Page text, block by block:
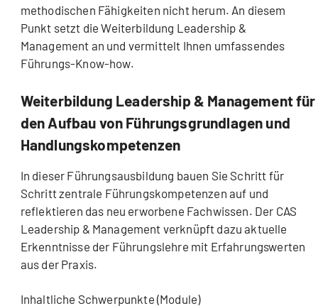
methodischen Fähigkeiten nicht herum. An diesem
Punkt setzt die Weiterbildung Leadership &
Management an und vermittelt Ihnen umfassendes
Führungs-Know-how.
Weiterbildung Leadership & Management für
den Aufbau von Führungsgrundlagen und
Handlungskompetenzen
In dieser Führungsausbildung bauen Sie Schritt für
Schritt zentrale Führungskompetenzen auf und
reflektieren das neu erworbene Fachwissen. Der CAS
Leadership & Management verknüpft dazu aktuelle
Erkenntnisse der Führungslehre mit Erfahrungswerten
aus der Praxis.
Inhaltliche Schwerpunkte (Module)